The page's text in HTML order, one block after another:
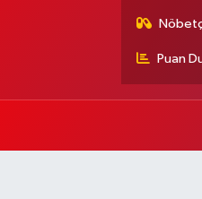
Puan